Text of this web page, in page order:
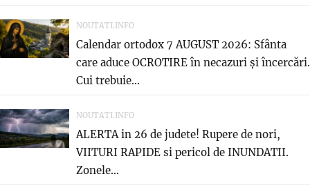
NOUTATI.INFO
Calendar ortodox 7 AUGUST 2026: Sfânta
care aduce OCROTIRE în necazuri și încercări.
Cui trebuie...
NOUTATI.INFO
ALERTA in 26 de judete! Rupere de nori,
VIITURI RAPIDE si pericol de INUNDATII.
Zonele...